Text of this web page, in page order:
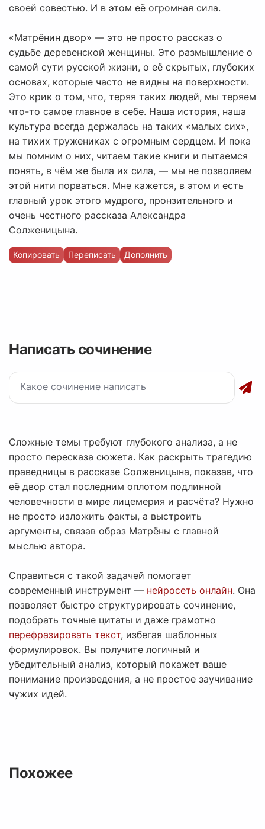
своей совестью. И в этом её огромная сила.
«Матрёнин двор» — это не просто рассказ о
судьбе деревенской женщины. Это размышление о
самой сути русской жизни, о её скрытых, глубоких
основах, которые часто не видны на поверхности.
Это крик о том, что, теряя таких людей, мы теряем
что-то самое главное в себе. Наша история, наша
культура всегда держалась на таких «малых сих»,
на тихих тружениках с огромным сердцем. И пока
мы помним о них, читаем такие книги и пытаемся
понять, в чём же была их сила, — мы не позволяем
этой нити порваться. Мне кажется, в этом и есть
главный урок этого мудрого, пронзительного и
очень честного рассказа Александра
Солженицына.
Копировать Переписать Дополнить
Написать сочинение
Сложные темы требуют глубокого анализа, а не
просто пересказа сюжета. Как раскрыть трагедию
праведницы в рассказе Солженицына, показав, что
её двор стал последним оплотом подлинной
человечности в мире лицемерия и расчёта? Нужно
не просто изложить факты, а выстроить
аргументы, связав образ Матрёны с главной
мыслью автора.
Справиться с такой задачей помогает
современный инструмент — нейросеть онлайн. Она
позволяет быстро структурировать сочинение,
подобрать точные цитаты и даже грамотно
перефразировать текст, избегая шаблонных
формулировок. Вы получите логичный и
убедительный анализ, который покажет ваше
понимание произведения, а не простое заучивание
чужих идей.
Похожее